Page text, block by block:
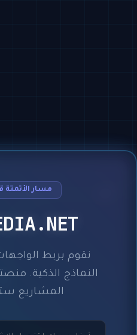
مسار الأتمتة
نقوم بربط
النماذج الذكية.
المشاريع